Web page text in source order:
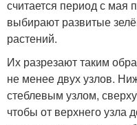
считается период с мая
выбирают развитые
растений.
Их разрезают таким
не менее двух узлов.
стеблевым узлом,
чтобы от верхнего узла